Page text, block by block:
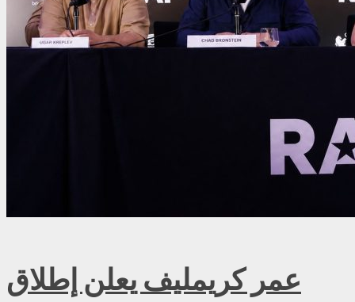
عمر كريمليف يعلن إطلاق